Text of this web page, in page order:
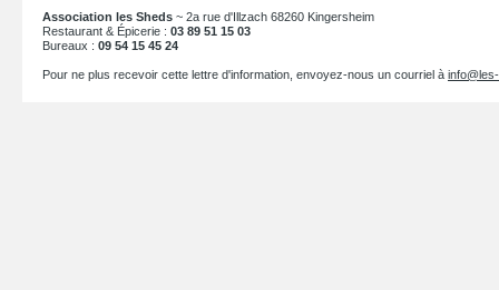
Association les Sheds ~ 2a rue d'Illzach 68260 Kingersheim
Restaurant & Épicerie : 03 89 51 15 03
Bureaux : 09 54 15 45 24
Pour ne plus recevoir cette lettre d'information, envoyez-nous un courriel à